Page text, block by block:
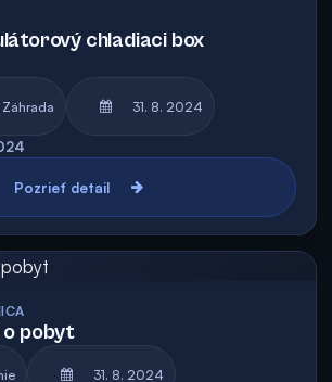
chladiaci box
31. 8. 2024
Pozrieť detail
pobyt
31. 8. 2024